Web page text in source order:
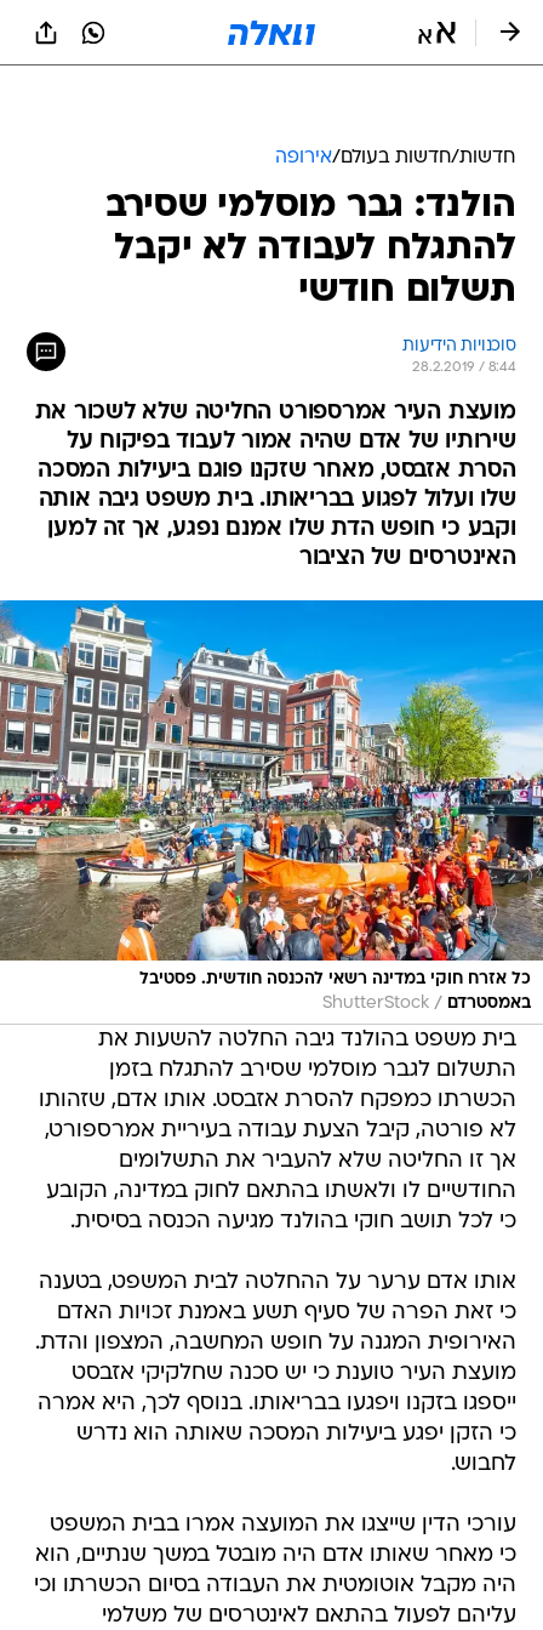
חדשות/חדשות בעולם/אירופה
הולנד: גבר מוסלמי שסירב
להתגלח לעבודה לא יקבל
תשלום חודשי
סוכנויות הידיעות
28.2.2019 / 8:44
מועצת העיר אמרספורט החליטה שלא לשכור את
שירותיו של אדם שהיה אמור לעבוד בפיקוח על
הסרת אזבסט, מאחר שזקנו פוגם ביעילות המסכה
שלו ועלול לפגוע בבריאותו. בית משפט גיבה אותה
וקבע כי חופש הדת שלו אמנם נפגע, אך זה למען
האינטרסים של הציבור
כל אזרח חוקי במדינה רשאי להכנסה חודשית. פסטיבל
באמסטרדם
/
ShutterStock
בית משפט בהולנד גיבה החלטה להשעות את
התשלום לגבר מוסלמי שסירב להתגלח בזמן
הכשרתו כמפקח להסרת אזבסט. אותו אדם, שזהותו
לא פורטה, קיבל הצעת עבודה בעיריית אמרספורט,
אך זו החליטה שלא להעביר את התשלומים
החודשיים לו ולאשתו בהתאם לחוק במדינה, הקובע
כי לכל תושב חוקי בהולנד מגיעה הכנסה בסיסית.
אותו אדם ערער על ההחלטה לבית המשפט, בטענה
כי זאת הפרה של סעיף תשע באמנת זכויות האדם
האירופית המגנה על חופש המחשבה, המצפון והדת.
מועצת העיר טוענת כי יש סכנה שחלקיקי אזבסט
ייספגו בזקנו ויפגעו בבריאותו. בנוסף לכך, היא אמרה
כי הזקן יפגע ביעילות המסכה שאותה הוא נדרש
לחבוש.
עורכי הדין שייצגו את המועצה אמרו בבית המשפט
כי מאחר שאותו אדם היה מובטל במשך שנתיים, הוא
היה מקבל אוטומטית את העבודה בסיום הכשרתו וכי
עליהם לפעול בהתאם לאינטרסים של משלמי